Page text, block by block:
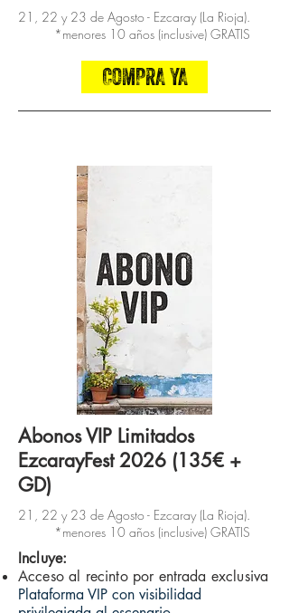
21, 22 y 23 de Agosto - Ezcaray (La Rioja).
*menores 10 años (inclusive) GRATIS
COMPRA YA
Abonos VIP Limitados
EzcarayFest2026 (135€ +
GD)
21, 22 y 23 de Agosto - Ezcaray (La Rioja).
*menores 10 años (inclusive) GRATIS
Incluye:
Acceso al recinto por entrada exclusiva
Plataforma VIP con visibilidad